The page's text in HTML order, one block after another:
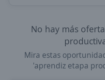
No hay más
Mira estas
'aprendiz etapa